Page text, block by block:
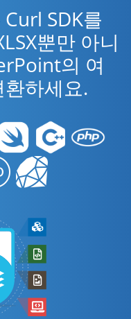
SDK를
뿐만 아니
의 여
하세요.